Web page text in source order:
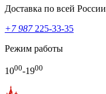
Доставка по всей России
+7 987225-33-35
Режим работы
1000-1900